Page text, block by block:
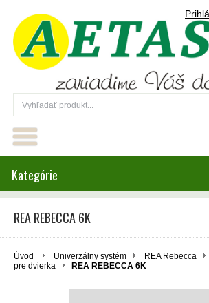
Kategórie
REA REBECCA 6K
Úvod Univerzálny systém REA Rebecca
pre dvierka
REA REBECCA 6K